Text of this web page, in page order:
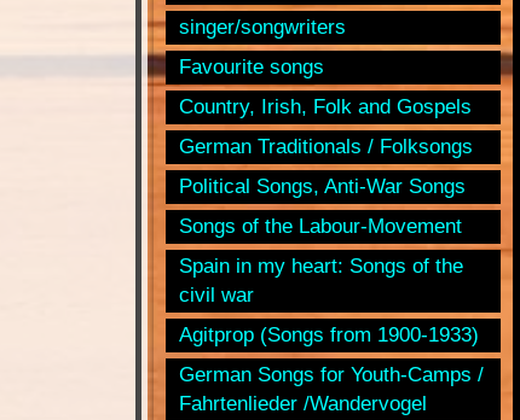
singer/songwriters
Favourite songs
Country, Irish, Folk and Gospels
German Traditionals / Folksongs
Political Songs, Anti-War Songs
Songs of the Labour-Movement
Spain in my heart: Songs of the
civil war
Agitprop (Songs from 1900-1933)
German Songs for Youth-Camps /
Fahrtenlieder /Wandervogel